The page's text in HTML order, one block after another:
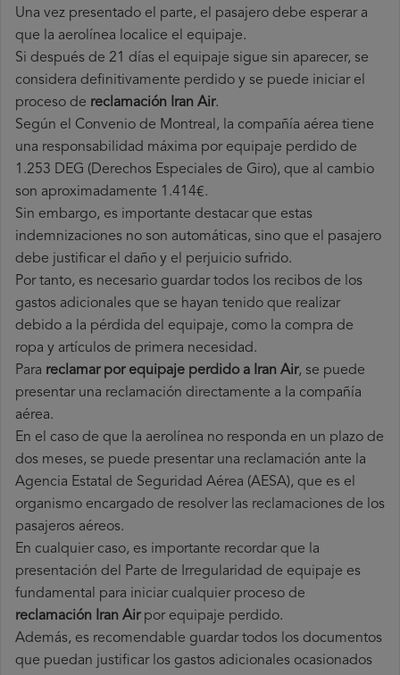
Una vez presentado el parte, el pasajero debe esperar a
que la aerolínea localice el equipaje.
Si después de 21 días el equipaje sigue sin aparecer, se
considera definitivamente perdido y se puede iniciar el
proceso de reclamación Iran Air.
Según el Convenio de Montreal, la compañía aérea tiene
una responsabilidad máxima por equipaje perdido de
1.253 DEG (Derechos Especiales de Giro), que al cambio
son aproximadamente 1.414€.
Sin embargo, es importante destacar que estas
indemnizaciones no son automáticas, sino que el pasajero
debe justificar el daño y el perjuicio sufrido.
Por tanto, es necesario guardar todos los recibos de los
gastos adicionales que se hayan tenido que realizar
debido a la pérdida del equipaje, como la compra de
ropa y artículos de primera necesidad.
Para reclamar por equipaje perdido a Iran Air, se puede
presentar una reclamación directamente a la compañía
aérea.
En el caso de que la aerolínea no responda en un plazo de
dos meses, se puede presentar una reclamación ante la
Agencia Estatal de Seguridad Aérea (AESA), que es el
organismo encargado de resolver las reclamaciones de los
pasajeros aéreos.
En cualquier caso, es importante recordar que la
presentación del Parte de Irregularidad de equipaje es
fundamental para iniciar cualquier proceso de
reclamación Iran Airpor equipaje perdido.
Además, es recomendable guardar todos los documentos
que puedan justificar los gastos adicionales ocasionados